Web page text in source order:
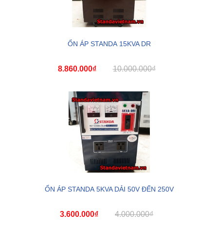
ỔN ÁP STANDA 15KVA DR
8.860.000₫ 10.000.000₫
ỔN ÁP STANDA 5KVA DẢI 50V ĐẾN 250V
3.600.000₫ 4.000.000₫